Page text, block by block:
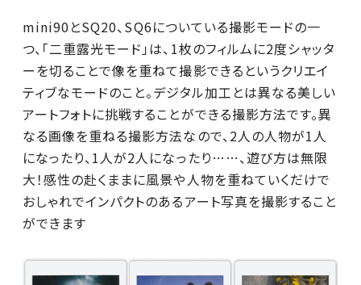
mini90とSQ20、SQ6についている撮影モードの一
つ、「二重露光モード」は、1枚のフィルムに2度シャッタ
ーを切ることで像を重ねて撮影できるというクリエイ
ティブなモードのこと。デジタル加工とは異なる美しい
アートフォトに挑戦することができる撮影方法です。異
なる画像を重ねる撮影方法なので、2人の人物が1人
になったり、1人が2人になったり……、遊び方は無限
大！感性の赴くままに風景や人物を重ねていくだけで
おしゃれでインパクトのあるアート写真を撮影すること
ができます